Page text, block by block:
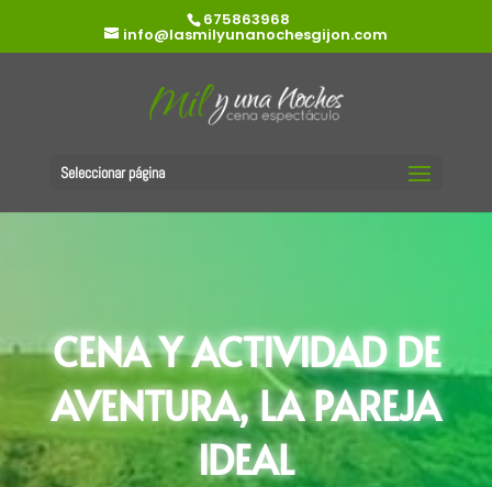
675863968
info@lasmilyunanochesgijon.com
Seleccionar página
CENA Y ACTIVIDAD DE
AVENTURA, LA PAREJA
IDEAL